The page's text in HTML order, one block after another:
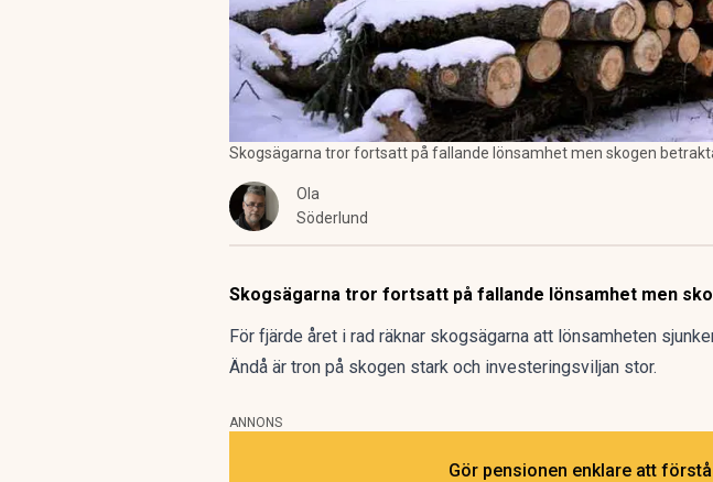
Skogsägarna tror fortsatt på fallande lönsamhet men skogen
Ola
Söderlund
Skogsägarna tror fortsatt på fallande lönsamhet men
För fjärde året i rad räknar skogsägarna att lönsamheten
Ändå är tron på skogen stark och investeringsviljan stor.
ANNONS
Gör pensionen enklare att